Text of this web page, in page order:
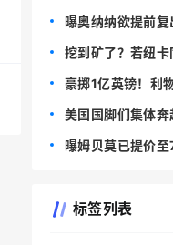
曝奥纳纳欲提前
挖到矿了？若纽
豪掷1亿英镑！利
美国国脚们集体
曝姆贝莫已提价
标签列表